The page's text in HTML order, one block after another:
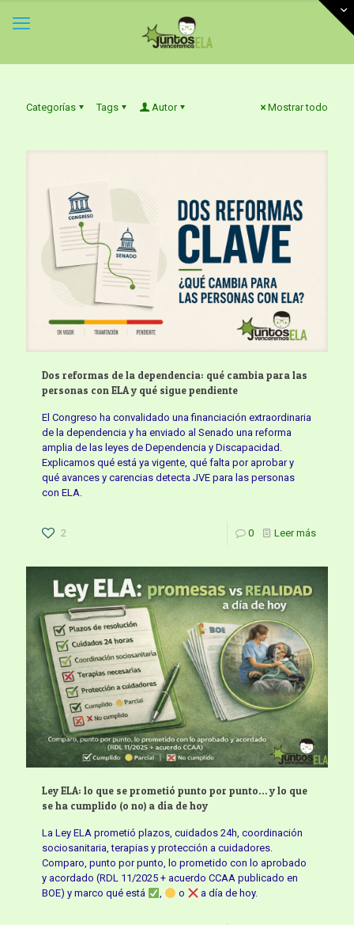
Categorías Tags Autor Mostrar todo
Dos reformas de la dependencia: qué cambia para las
personas con ELA y qué sigue pendiente
El Congreso ha convalidado una financiación extraordinaria
de la dependencia y ha enviado al Senado una reforma
amplia de las leyes de Dependencia y Discapacidad.
Explicamos qué está ya vigente, qué falta por aprobar y
qué avances y carencias detecta JVE para las personas
con ELA.
2 0 Leer más
Ley ELA: lo que se prometió punto por punto… y lo que
se ha cumplido (o no) a día de hoy
La Ley ELA prometió plazos, cuidados 24h, coordinación
sociosanitaria, terapias y protección a cuidadores.
Comparo, punto por punto, lo prometido con lo aprobado
y acordado (RDL 11/2025 + acuerdo CCAA publicado en
BOE) y marco qué está
, o a día de hoy.